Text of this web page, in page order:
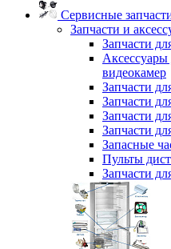
Сервисные
Запчасти и
Запчасти
Аксессуары
видеокамер
Запчасти
Запчасти
Запчасти
Запчасти
Запасные
Пульты
Запчасти